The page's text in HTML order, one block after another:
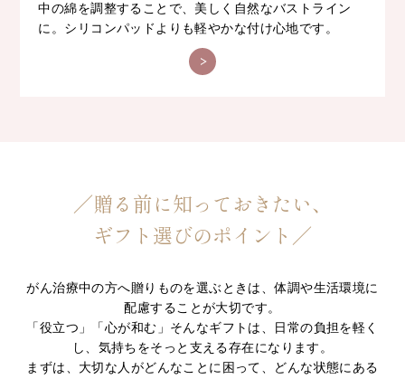
中の綿を調整することで、美しく自然なバストライン
に。シリコンパッドよりも軽やかな付け心地です。
／贈る前に知っておきたい、
ギフト選びのポイント／
がん治療中の方へ贈りものを選ぶときは、体調や生活環境に
配慮することが大切です。
「役立つ」「心が和む」そんなギフトは、日常の負担を軽く
し、気持ちをそっと支える存在になります。
まずは、大切な人がどんなことに困って、どんな状態にある